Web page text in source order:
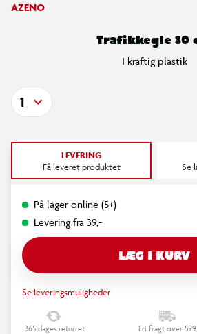
AZENO
Trafikkegle 30
I kraftig plastik
1
LEVERING
Få leveret produktet Se
På lager online (5+)
Levering fra 39,-
LÆG I KURV
Se leveringsmuligheder
365 dages returret Fri fragt over